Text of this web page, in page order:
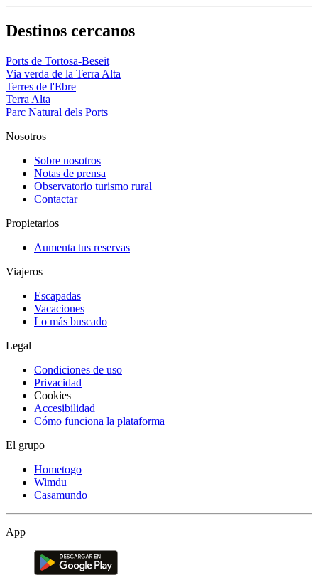
Destinos cercanos
Ports de Tortosa-Beseit
Via verda de la Terra Alta
Terres de l'Ebre
Terra Alta
Parc Natural dels Ports
Nosotros
Sobre nosotros
Notas de prensa
Observatorio turismo rural
Contactar
Propietarios
Aumenta tus reservas
Viajeros
Escapadas
Vacaciones
Lo más buscado
Legal
Condiciones de uso
Privacidad
Cookies
Accesibilidad
Cómo funciona la plataforma
El grupo
Hometogo
Wimdu
Casamundo
App